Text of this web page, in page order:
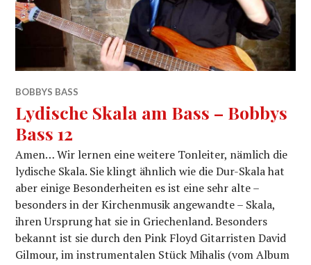
BOBBYS BASS
Lydische Skala am Bass – Bobbys
Bass 12
Amen… Wir lernen eine weitere Tonleiter, nämlich die
lydische Skala. Sie klingt ähnlich wie die Dur-Skala hat
aber einige Besonderheiten es ist eine sehr alte –
besonders in der Kirchenmusik angewandte – Skala,
ihren Ursprung hat sie in Griechenland. Besonders
bekannt ist sie durch den Pink Floyd Gitarristen David
Gilmour, im instrumentalen Stück Mihalis (vom Album